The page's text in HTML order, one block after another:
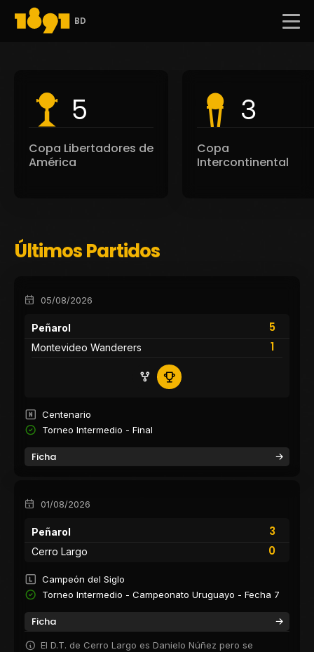
BD
5
Copa Libertadores de
América
3
Copa
Intercontinental
Últimos Partidos
05/08/2026
Peñarol
5
1
Montevideo Wanderers
Centenario
Torneo Intermedio - Final
Ficha
01/08/2026
Peñarol
3
0
Cerro Largo
Campeón del Siglo
Torneo Intermedio - Campeonato Uruguayo - Fecha 7
Ficha
El D.T. de Cerro Largo es Danielo Núñez pero se